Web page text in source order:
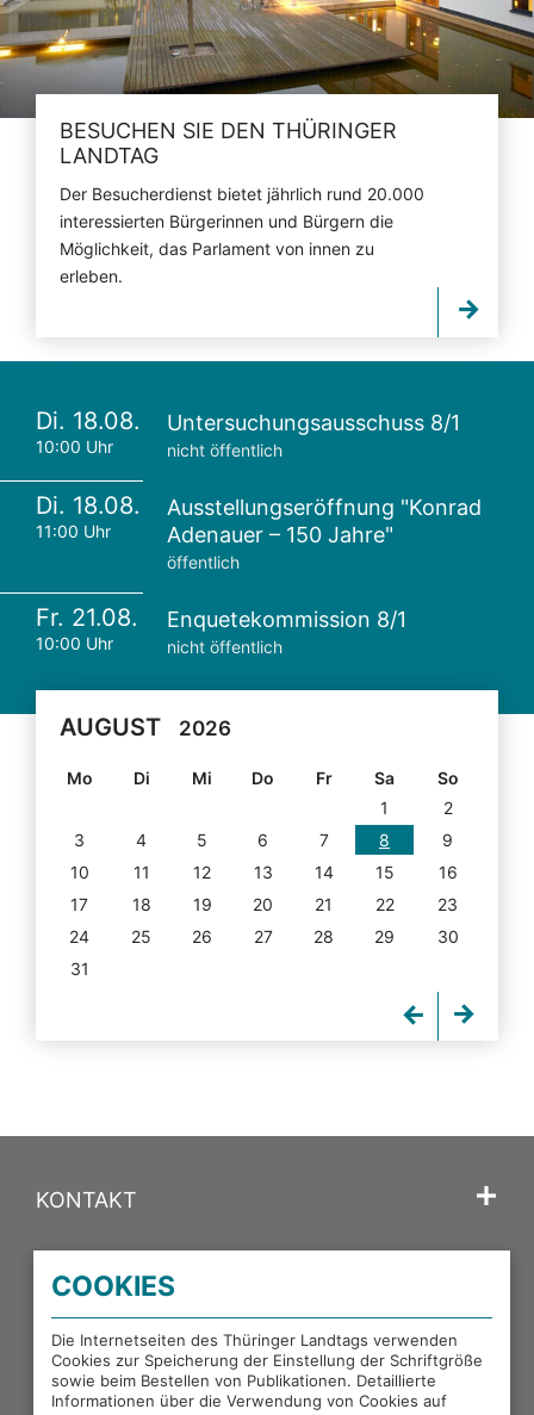
BESUCHEN SIE DEN THÜRINGER
LANDTAG
Der Besucherdienst bietet jährlich rund 20.000
interessierten Bürgerinnen und Bürgern die
Möglichkeit, das Parlament von innen zu
erleben.
Di. 18.08.
10:00 Uhr
Untersuchungsausschuss 8/1
nicht öffentlich
Di. 18.08.
11:00 Uhr
Ausstellungseröffnung "Konrad
Adenauer – 150 Jahre"
öffentlich
Fr. 21.08.
10:00 Uhr
Enquetekommission 8/1
nicht öffentlich
AUGUST 2026
Mo Di Mi Do Fr Sa
So
1
2
3
4 5 6 7 8
9
10
11 12 13 14 15
16
17
18 19 20 21 22
23
24
25 26 27 28 29
30
31
KONTAKT
PORTALE DES THÜRINGER LANDTAGS
EXTERNE LINKS
COOKIES
Die Internetseiten des Thüringer Landtags verwenden
Cookies zur Speicherung der Einstellung der Schriftgröße
sowie beim Bestellen von Publikationen. Detaillierte
Informationen über die Verwendung von Cookies auf